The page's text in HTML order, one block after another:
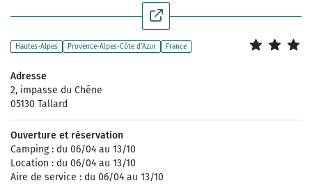
Hautes-Alpes Provence-Alpes-Côte d'Azur France
Adresse
2, impasse du Chêne
05130 Tallard
Ouverture et réservation
Camping : du 06/04 au 13/10
Location : du 06/04 au 13/10
Aire de service : du 06/04 au 13/10